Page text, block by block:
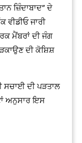
ਜ਼ਿੰਦਾਬਾਦ” ਦੇ
ਜਾਰੀ
ਮੈਂਬਰਾਂ ਦੀ ਜੰਗ
ਦੀ ਕੋਸ਼ਿਸ਼
ਸਚਾਈ ਦੀ ਪੜਤਾਲ
ਅਨੁਸਾਰ ਇਸ